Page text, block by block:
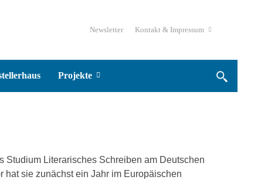
Newsletter Kontakt & Impressum
Projekte
Studium Literarisches Schreiben am Deutschen
hat sie zunächst ein Jahr im Europäischen